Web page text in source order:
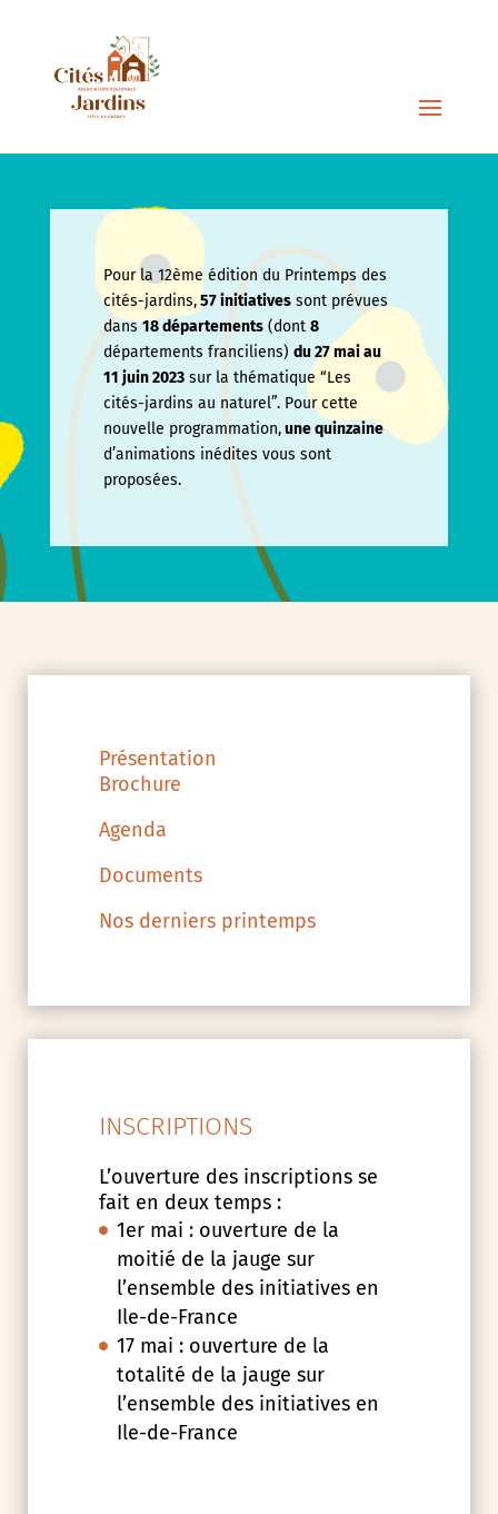
Pour la 12ème édition du Printemps des
cités-jardins,57 initiativessont prévues
dans18 départements(dont 8
départements franciliens) du 27 mai au
11 juin2023sur la thématique “Les
cités-jardins au naturel”. Pour cette
nouvelle programmation,une quinzaine
d’animations inédites vous sont
proposées.
Présentation
Brochure
Agenda
Documents
Nos derniers printemps
INSCRIPTIONS
L’ouverture des inscriptions se
fait en deux temps :
1er mai : ouverture de la
moitié de la jauge sur
l’ensemble des initiatives en
Ile-de-France
17 mai : ouverture de la
totalité de la jauge sur
l’ensemble des initiatives en
Ile-de-France